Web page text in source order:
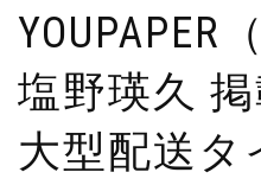
YOUPAPER
塩野瑛久 掲
大型配送タ